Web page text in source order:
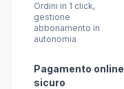
Ordini in 1 click,
gestione
abbonamento in
autonomia
Pagamento online
sicuro